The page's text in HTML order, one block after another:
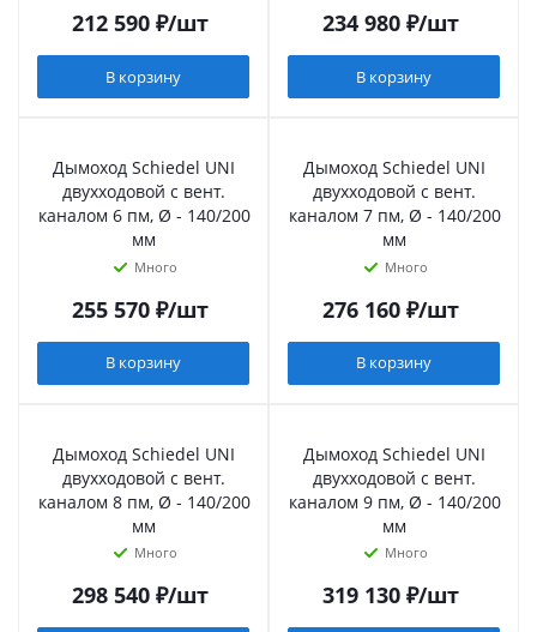
212 590₽/шт
В корзину
234 980₽/шт
В корзину
Дымоход Schiedel UNI
двухходовой с вент.
каналом 6 пм, Ø - 140/200
мм
Много
255 570₽/шт
В корзину
Дымоход Schiedel UNI
двухходовой с вент.
каналом 7 пм, Ø - 140/200
мм
Много
276 160₽/шт
В корзину
Дымоход Schiedel UNI
двухходовой с вент.
каналом 8 пм, Ø - 140/200
мм
Много
298 540₽/шт
Дымоход Schiedel UNI
двухходовой с вент.
каналом 9 пм, Ø - 140/200
мм
Много
319 130₽/шт